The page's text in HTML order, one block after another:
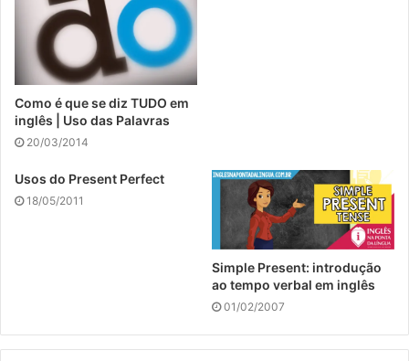
Como é que se diz TUDO em
inglês | Uso das Palavras
20/03/2014
Usos do Present Perfect
18/05/2011
Simple Present: introdução
ao tempo verbal em inglês
01/02/2007